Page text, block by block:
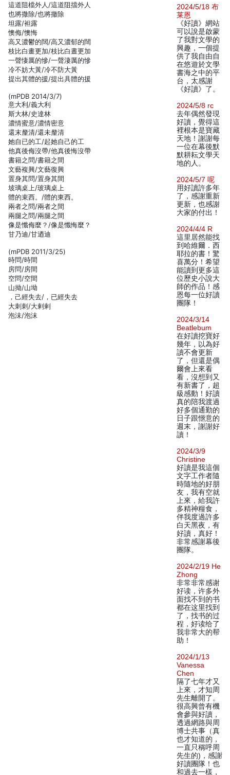
這道阻檔外人/這道阻擋外人
也將撒除/也將撤除
坦露/袒露
懊侮/懊悔
高又濃鬱的闊/高又濃郁的闊
枝比白畫更加/枝比白晝更加
一聲悽厲的慘/一聲淒厲的慘
冷不妨大黃/冷不防大黃
提出其體的援/提出具體的援
(mPDB 2014/3/7)
意大利/義大利
斯大林/史達林
濃情蜜意/濃情密意
還末釐清/還未釐清
她自已的工/起她自己的工
他真後侮沒帶/他真後悔沒帶
書籍之問/書籍之間
文藝複興/文藝復興
置身其問/置身其間
坡璃桌上/玻璃桌上
體的束西。/體的東西。
兩者之問/兩者之間
兩腿之問/兩腿之間
像是懺侮麼？/像是懺悔麼？
甘乃迪/甘迺迪
(mPDB 2011/3/25)
時問/時間
房問/房間
空問/空間
山拗/山坳
，己經失去/，已經失去
大刺刺/大剌剌
泡沬/泡沫
2024/5/18 布
莱恩
《好讀》網站
可以說是啟蒙
了我對文學的
興趣，一個提
供了我自由自
在悠遊於文學
書海之中的平
台，太感謝
《好讀》了。
2024/5/8 rc
去年偶然發現
好讀，覺得這
裡根本是寶藏
天地！謝謝每
一位在幕後默
默耕耘文學天
地的人。
2024/5/7 呢
用好讀許多年
了，感謝重新
更新，也感謝
大家的付出！
2024/4/4 R
這里居然能找
到哈維爾．西
耶拉的書！驚
喜萬分！希望
能讀到更多這
位歷史小說大
師的作品！感
恩每一位好讀
團隊！
2024/3/14
Beatlebum
在好讀挖寶好
幾年，以為好
讀不會更新
了，但還是偶
爾會上來看
看，沒想到又
有新書了，超
級感動！好讀
真的陪我渡過
好多個通勤的
日子跟愜意的
週末，謝謝好
讀！
2024/3/9
Christine
好讀是我這個
文字工作者隨
時隨地的好朋
友，我有空就
上來，給我許
多精神糧食，
伴我度過許多
白天黑夜，有
好讀，真好！
非常感謝幕後
團隊。
2024/2/19 He
Zhong
非常非常感谢
好读，许多外
面找不到的书
都在这里找到
了，找书的过
程，好读给了
我非常大的帮
助！
2024/1/13
Vanessa
Chen
隔了七年才又
上來，才知周
先生離開了。
很高興曾有機
會參與好讀，
透過網路與周
博士共事（真
也才知道的，
一直只稱呼周
先生的)，感謝
好讀團隊！也
和過去一樣，